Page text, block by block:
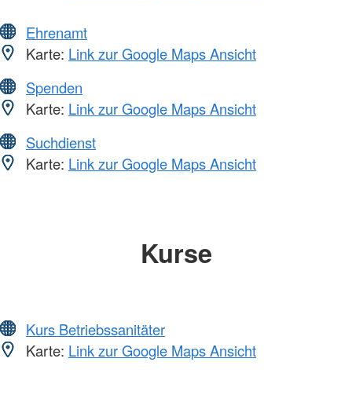
Ehrenamt
Karte: Link zur Google Maps Ansicht
Spenden
Karte: Link zur Google Maps Ansicht
Suchdienst
Karte: Link zur Google Maps Ansicht
Kurse
Kurs Betriebssanitäter
Karte: Link zur Google Maps Ansicht